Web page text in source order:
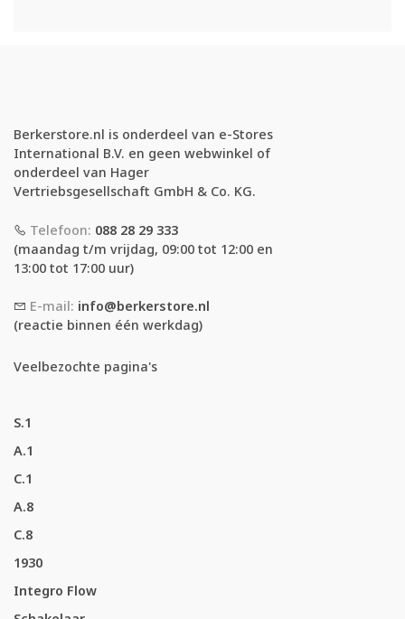
Berkerstore.nl is onderdeel van e-Stores
International B.V. en geen webwinkel of
onderdeel van Hager
Vertriebsgesellschaft GmbH & Co. KG.
Telefoon: 088 28 29 333
(maandag t/m vrijdag, 09:00 tot 12:00 en
13:00 tot 17:00 uur)
E-mail: info@berkerstore.nl
(reactie binnen één werkdag)
Veelbezochte pagina's
S.1
A.1
C.1
A.8
C.8
1930
Integro Flow